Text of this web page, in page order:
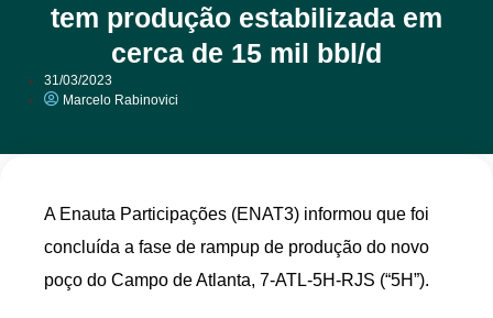
tem produção estabilizada em
cerca de 15 mil bbl/d
31/03/2023
Marcelo Rabinovici
A Enauta Participações (ENAT3) informou que foi
concluída a fase de rampup de produção do novo
poço do Campo de Atlanta, 7-ATL-5H-RJS (“5H”).